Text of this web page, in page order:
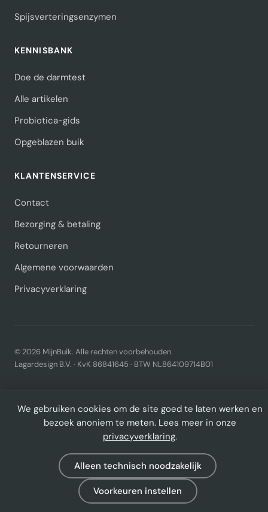
Spijsverteringsenzymen
KENNISBANK
Doe de darmtest
Alle artikelen
Probiotica-gids
Opgeblazen buik
KLANTENSERVICE
Contact
Bezorging & betaling
Retourneren
Algemene voorwaarden
Privacyverklaring
© 2026 MijnBuik. Alle rechten voorbehouden.
Lagardesign B.V. · KvK 86841645 · BTW NL864109714B01
We gebruiken cookies om de site goed te laten werken en
bezoek anoniem te meten. Lees meer in onze
privacyverklaring.
Alleen technisch noodzakelijk
Voorkeuren instellen